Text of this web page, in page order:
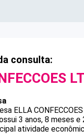
consulta:
ELLA
3 anos, 8
atividade